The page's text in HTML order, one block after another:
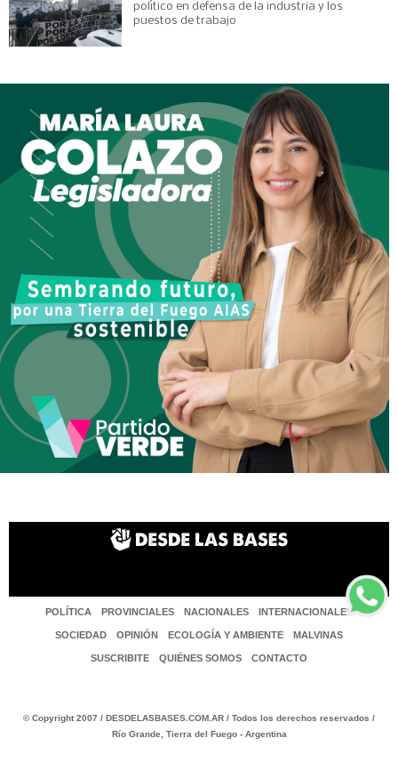
político en defensa de la industria y los
puestos de trabajo
POLÍTICA PROVINCIALES NACIONALES INTERNACIONALES
SOCIEDAD OPINIÓN ECOLOGÍA Y AMBIENTE MALVINAS
SUSCRIBITE QUIÉNES SOMOS CONTACTO
© Copyright 2007 / DESDELASBASES.COM.AR / Todos los derechos reservados /
Río Grande, Tierra del Fuego - Argentina